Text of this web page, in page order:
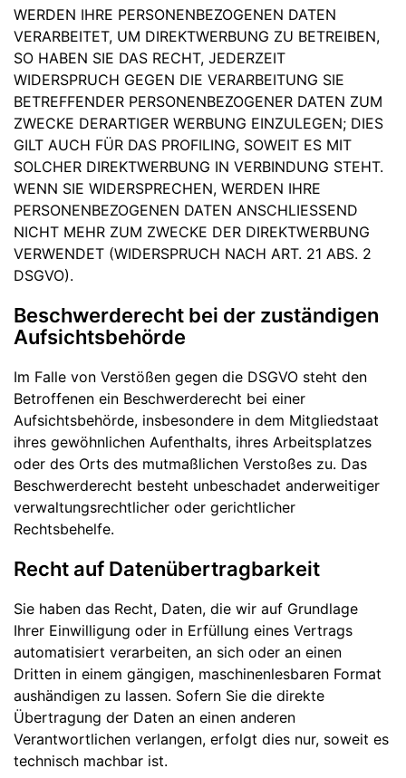
WERDEN IHRE PERSONENBEZOGENEN DATEN
VERARBEITET, UM DIREKTWERBUNG ZU BETREIBEN,
SO HABEN SIE DAS RECHT, JEDERZEIT
WIDERSPRUCH GEGEN DIE VERARBEITUNG SIE
BETREFFENDER PERSONENBEZOGENER DATEN ZUM
ZWECKE DERARTIGER WERBUNG EINZULEGEN; DIES
GILT AUCH FÜR DAS PROFILING, SOWEIT ES MIT
SOLCHER DIREKTWERBUNG IN VERBINDUNG STEHT.
WENN SIE WIDERSPRECHEN, WERDEN IHRE
PERSONENBEZOGENEN DATEN ANSCHLIESSEND
NICHT MEHR ZUM ZWECKE DER DIREKTWERBUNG
VERWENDET (WIDERSPRUCH NACH ART. 21 ABS. 2
DSGVO).
Beschwerde­recht bei der zuständigen
Aufsichts­behörde
Im Falle von Verstößen gegen die DSGVO steht den
Betroffenen ein Beschwerderecht bei einer
Aufsichtsbehörde, insbesondere in dem Mitgliedstaat
ihres gewöhnlichen Aufenthalts, ihres Arbeitsplatzes
oder des Orts des mutmaßlichen Verstoßes zu. Das
Beschwerderecht besteht unbeschadet anderweitiger
verwaltungsrechtlicher oder gerichtlicher
Rechtsbehelfe.
Recht auf Daten­übertrag­barkeit
Sie haben das Recht, Daten, die wir auf Grundlage
Ihrer Einwilligung oder in Erfüllung eines Vertrags
automatisiert verarbeiten, an sich oder an einen
Dritten in einem gängigen, maschinenlesbaren Format
aushändigen zu lassen. Sofern Sie die direkte
Übertragung der Daten an einen anderen
Verantwortlichen verlangen, erfolgt dies nur, soweit es
technisch machbar ist.